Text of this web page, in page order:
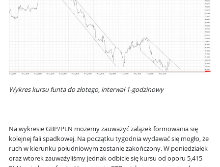
Wykres kursu funta do złotego, interwał 1-godzinowy
Na wykresie GBP/PLN możemy zauważyć zalążek formowania się
kolejnej fali spadkowej. Na początku tygodnia wydawać się mogło, że
ruch w kierunku południowym zostanie zakończony. W poniedziałek
oraz wtorek zauważyliśmy jednak odbicie się kursu od oporu 5,415